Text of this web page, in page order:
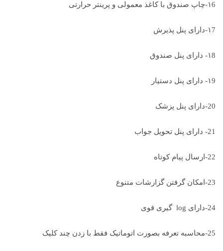
۱6-چاپ صندوق با کاغذ معمولی و پرینتر حرارتی
۱7-دارای پنل پذیرش
۱8- دارای پنل صندوق
۱9- دارای پنل دستیار
20-دارای پنل پزشک
21- دارای پنل تحویل جواب
22-ارسال پیام کوتاه
23-امکان گرفتن گزارشات متنوع
24-دارای log گیری قوی
25-محاسبه تعرفه بصورت اتوماتیک فقط با زدن چند کلیک